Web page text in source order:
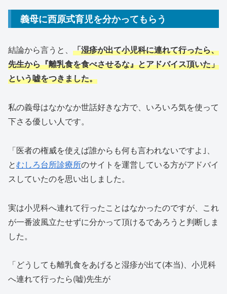
義母に西原式育児を分かってもらう
結論から言うと、 「湿疹が出て小児科に連れて行ったら、
先生から『離乳食を食べさせるな』とアドバイス頂いた」
という嘘をつきました。
私の義母はなかなか世話好きな方で、いろいろ気を使って
下さる優しい人です。
「医者の権威を使えば誰からも何も言われないですよ｣、
とむしろ台所診療所のサイトを運営している方がアドバイ
スしていたのを思い出しました。
実は小児科へ連れて行ったことはなかったのですが、これ
が一番波風立たせずに分かって頂けるであろうと判断しま
した。
「どうしても離乳食をあげると湿疹が出て(本当)、小児科
へ連れて行ったら(嘘)先生が